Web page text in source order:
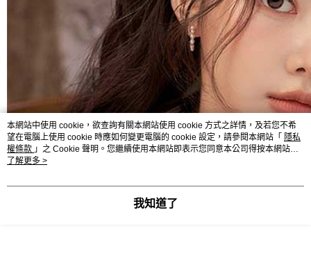
本網站中使用 cookie，欲查詢有關本網站使用 cookie 方式之詳情，及若您不希
望在電腦上使用 cookie 時應如何變更電腦的 cookie 設定，請參閱本網站「 隱私
權條款 」之 Cookie 聲明。您繼續使用本網站即表示您同意本公司得按本網站使
用條款之 Cookie 聲明使用 cookie。
了解更多 >
我知道了